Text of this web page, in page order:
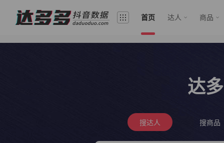
首页 达人 商品
达
搜达人 搜商品